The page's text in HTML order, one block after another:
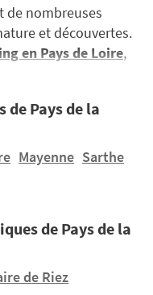
de nombreuses
et découvertes.
en Pays de Loire,
ses villes
regroupe
: la Brière, le
et le Marais
faune et une flore
piscinedans les
Pays de la
Mayenne Sarthe
de Pays de la
de Riez